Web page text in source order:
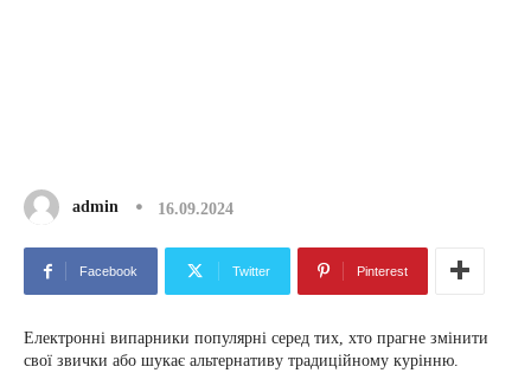
admin 16.09.2024
Facebook Twitter Pinterest
Електронні випарники популярні серед тих, хто прагне змінити
свої звички або шукає альтернативу традиційному курінню.